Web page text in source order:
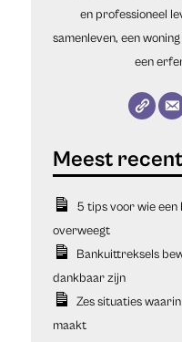
en professioneel
samenleven, een
een
5 tips voor wie een
overweegt
Bankuittreksels
dankbaar zijn
Zes situaties
maakt